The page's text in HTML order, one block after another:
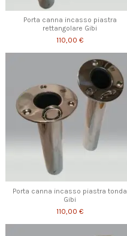
Porta canna incasso piastra
rettangolare Gibi
110,00 €
Porta canna incasso piastra tonda
Gibi
110,00 €